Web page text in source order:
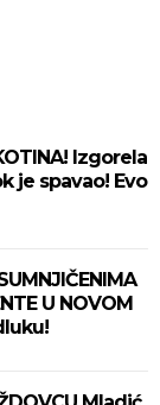
Izgorela
je spavao! Evo
U NOVOM